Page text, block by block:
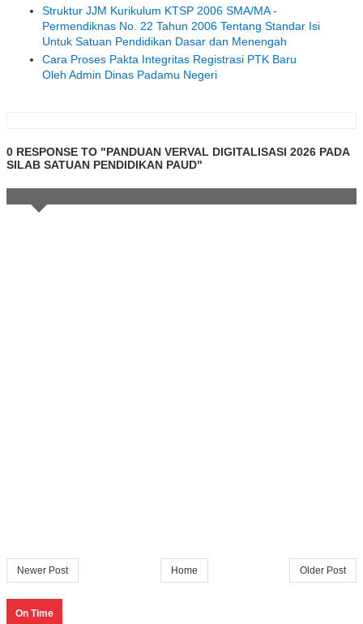
Struktur JJM Kurikulum KTSP 2006 SMA/MA -
Permendiknas No. 22 Tahun 2006 Tentang Standar Isi
Untuk Satuan Pendidikan Dasar dan Menengah
Cara Proses Pakta Integritas Registrasi PTK Baru
Oleh Admin Dinas Padamu Negeri
0 RESPONSE TO "PANDUAN VERVAL DIGITALISASI 2026 PADA
SILAB SATUAN PENDIDIKAN PAUD"
Newer Post Older Post
Home
On Time